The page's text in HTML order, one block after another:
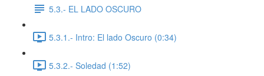
5.3.- EL LADO OSCURO
5.3.1.- Intro: El lado Oscuro (0:34)
5.3.2.- Soledad (1:52)